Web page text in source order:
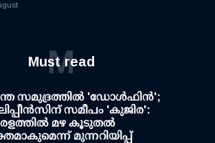
Must read
M
സമുദ്രത്തില്‍ 'ഡോള്‍ഫിന്‍';
സമീപം 'കുജിര':
മഴ കൂടുതല്‍
മുന്നറിയിപ്പ്